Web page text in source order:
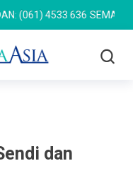
4533 636 SEMARANG:
dan